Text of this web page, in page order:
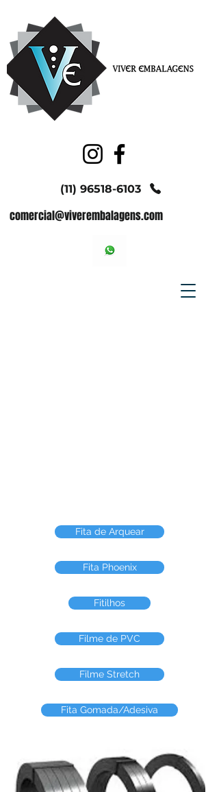
(11) 96518-6103
comercial@viverembalagens.com
Fita de Arquear
Fita Phoenix
Fitilhos
Filme de PVC
Filme Stretch
Fita Gomada/Adesiva